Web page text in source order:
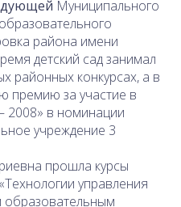
Муниципального
района имени
детский сад занимал
районных конкурсах, а в
премию за участие в
2008» в номинации
учреждение 3
прошла курсы
управления